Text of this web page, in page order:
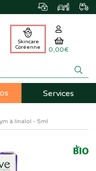
Skincare
Coréenne
0,00€
Services
à linalol - 5ml